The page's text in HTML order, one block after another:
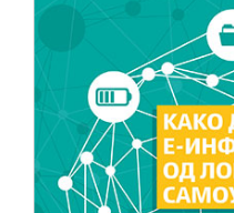
НОВОСТИ
ИСТРАЖУВАЊА